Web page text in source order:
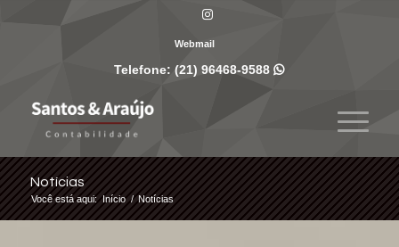
Webmail
Telefone:(21) 96468-9588
Notícias
Você está aqui: Início / Notícias